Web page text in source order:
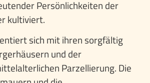
Persönlichkeiten der
kultiviert.
sich mit ihren sorgfältig
und der
Parzellierung. Die